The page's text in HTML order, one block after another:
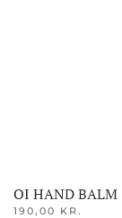
OI HAND BALM
190,00 KR.